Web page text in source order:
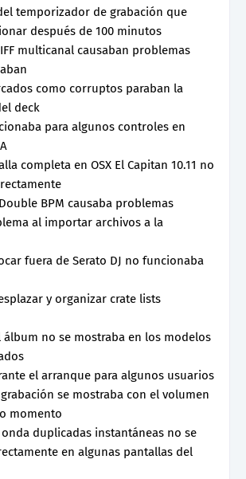
temporizador de grabación que
después de 100 minutos
multicanal causaban problemas
como corruptos paraban la
deck
para algunos controles en
completa en OSX El Capitan 10.11 no
BPM causaba problemas
al importar archivos a la
fuera de Serato DJ no funcionaba
y organizar crate lists
álbum no se mostraba en los modelos
el arranque para algunos usuarios
se mostraba con el volumen
momento
duplicadas instantáneas no se
en algunas pantallas del